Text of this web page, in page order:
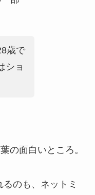
歳で
ショ
の面白いところ。
のも、ネットミ